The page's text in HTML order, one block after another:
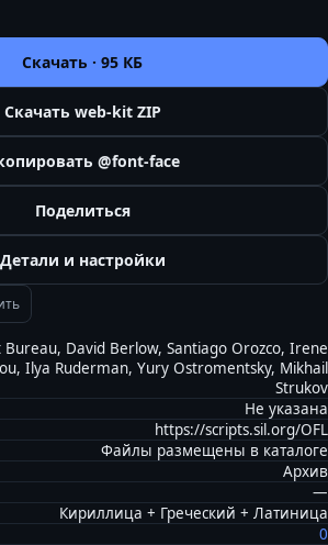
Скачать · 95 КБ
Скачать web-kit ZIP
@font-face
Поделиться
Детали и настройки
Bureau, David Berlow, Santiago Orozco, Irene
Ilya Ruderman, Yury Ostromentsky, Mikhail
Strukov
Не указана
https://scripts.sil.org/OFL
Файлы размещены в каталоге
Архив
—
Кириллица + Греческий + Латиница
0